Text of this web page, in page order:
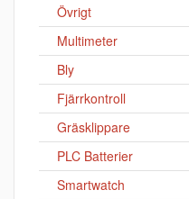
Övrigt
Multimeter
Bly
Fjärrkontroll
Gräsklippare
PLC Batterier
Smartwatch